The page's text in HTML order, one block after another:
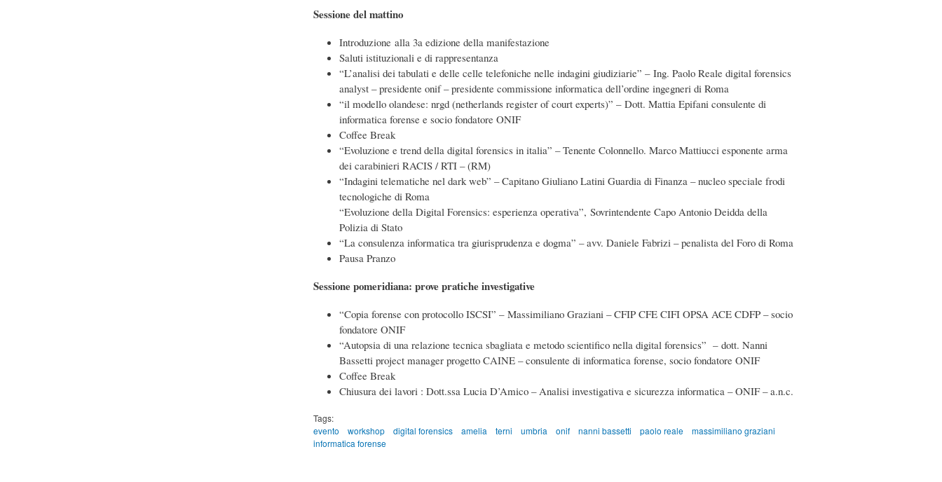
Sessione del mattino
Introduzione alla 3a edizione della manifestazione
Saluti istituzionali e di rappresentanza
“L’analisi dei tabulati e delle celle telefoniche nelle indagini giudiziarie” – Ing. Paolo Reale digital forensics
analyst – presidente onif – presidente commissione informatica dell’ordine ingegneri di Roma
“il modello olandese: nrgd (netherlands register of court experts)” – Dott. Mattia Epifani consulente di
informatica forense e socio fondatore ONIF
Coffee Break
“Evoluzione e trend della digital forensics in italia” – Tenente Colonnello. Marco Mattiucci esponente arma
dei carabinieri RACIS / RTI – (RM)
“Indagini telematiche nel dark web” – Capitano Giuliano Latini Guardia di Finanza – nucleo speciale frodi
tecnologiche di Roma
“Evoluzione della Digital Forensics: esperienza operativa”, Sovrintendente Capo Antonio Deidda della
Polizia di Stato
“La consulenza informatica tra giurisprudenza e dogma” – avv. Daniele Fabrizi – penalista del Foro di Roma
Pausa Pranzo
Sessione pomeridiana: prove pratiche investigative
“Copia forense con protocollo ISCSI” – Massimiliano Graziani – CFIP CFE CIFI OPSA ACE CDFP – socio
fondatore ONIF
“Autopsia di una relazione tecnica sbagliata e metodo scientifico nella digital forensics” – dott. Nanni
Bassetti project manager progetto CAINE – consulente di informatica forense, socio fondatore ONIF
Coffee Break
Chiusura dei lavori : Dott.ssa Lucia D’Amico – Analisi investigativa e sicurezza informatica – ONIF – a.n.c.
Tags:
evento
workshop digital forensics amelia terni umbria onif nanni bassetti paolo reale
massimiliano graziani
informatica forense